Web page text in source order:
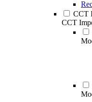
CCT
CCT